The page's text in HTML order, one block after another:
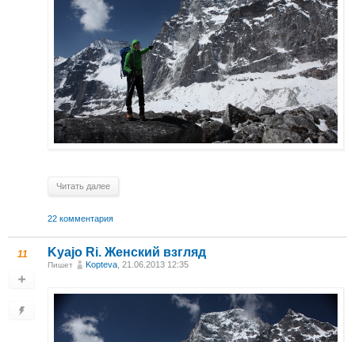
Читать далее
22 комментария
11 Kyajo Ri. Женский взгляд
Пишет Kopteva , 21.06.2013 12:35